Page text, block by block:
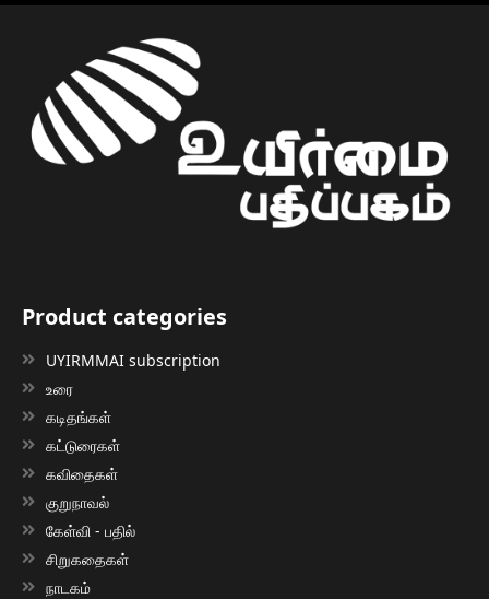
Product categories
UYIRMMAI subscription
உரை
கடிதங்கள்
கட்டுரைகள்
கவிதைகள்
குறுநாவல்
கேள்வி - பதில்
சிறுகதைகள்
நாடகம்